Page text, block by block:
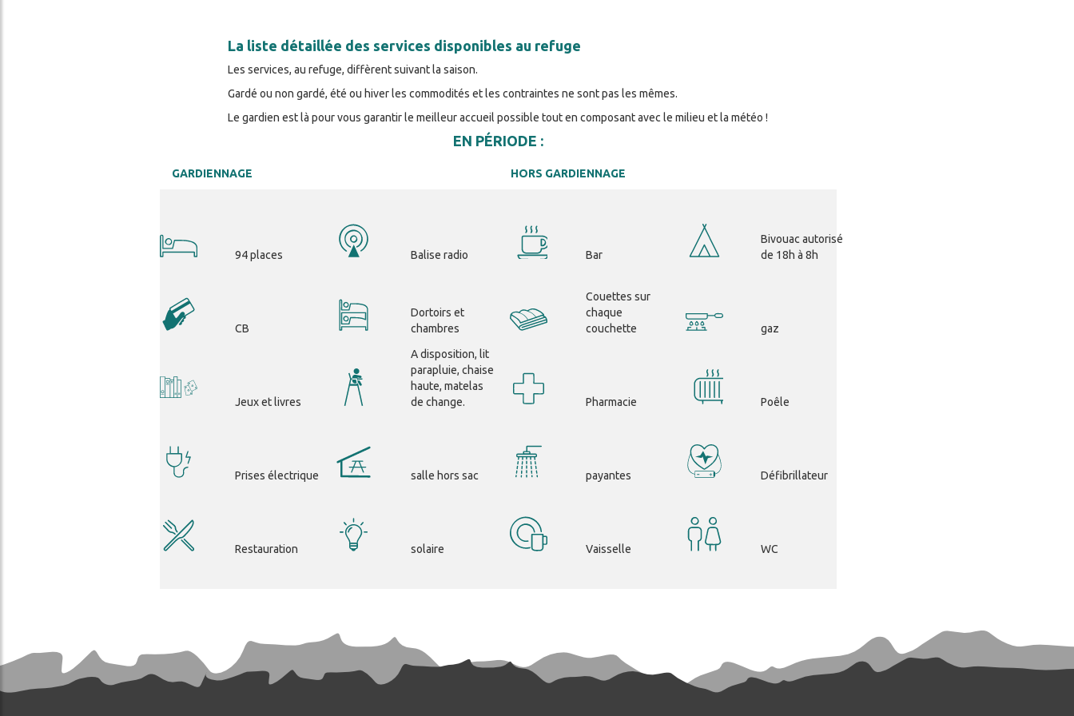
La liste détaillée des services disponibles au refuge
Les services, au refuge, diffèrent suivant la saison.
Gardé ou non gardé, été ou hiver les commodités et les contraintes ne sont pas les mêmes.
Le gardien est là pour vous garantir le meilleur accueil possible tout en composant avec le milieu et la météo !
EN PÉRIODE :
Services
GARDIENNAGE HORS GARDIENNAGE
94 places Balise radio Bar
Bivouac autorisé
de 18h à 8h
CB
Dortoirs et
chambres
Couettes sur
chaque
couchette
gaz
Jeux et livres
A disposition, lit
parapluie, chaise
haute, matelas
de change.
Pharmacie Poêle
Prises électrique salle hors sac payantes Défibrillateur
Restauration solaire Vaisselle WC